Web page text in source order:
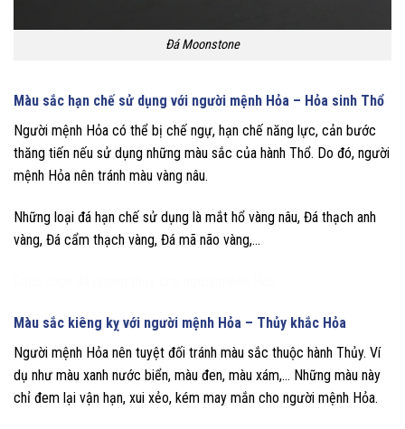
Đá Moonstone
Màu sắc hạn chế sử dụng với người mệnh Hỏa – Hỏa sinh Thổ
Người mệnh Hỏa có thể bị chế ngự, hạn chế năng lực, cản bước
thăng tiến nếu sử dụng những màu sắc của hành Thổ. Do đó, người
mệnh Hỏa nên tránh màu vàng nâu.
Những loại đá hạn chế sử dụng là mắt hổ vàng nâu, Đá thạch anh
vàng, Đá cẩm thạch vàng, Đá mã não vàng,…
Màu sắc kiêng kỵ với người mệnh Hỏa – Thủy khắc Hỏa
Người mệnh Hỏa nên tuyệt đối tránh màu sắc thuộc hành Thủy. Ví
dụ như màu xanh nước biển, màu đen, màu xám,… Những màu này
chỉ đem lại vận hạn, xui xẻo, kém may mắn cho người mệnh Hỏa.